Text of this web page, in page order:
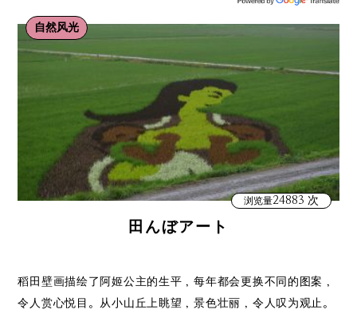
自然风光
浏览量24883 次
田んぼアート
稻田壁画描绘了阿姬公主的生平，每年都会更换不同的图案，
令人赏心悦目。从小山丘上眺望，景色壮丽，令人叹为观止。